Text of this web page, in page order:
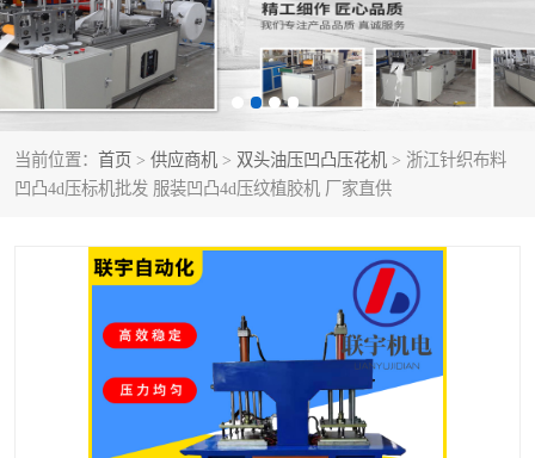
当前位置： 首页 > 供应商机 > 双头油压凹凸压花机 > 浙江针织布料
凹凸4d压标机批发 服装凹凸4d压纹植胶机 厂家直供
高频热合机 超声波花边机
超声波复合压花机 凹凸压花机压标机
3040凹凸压花机 双头服装凹凸压花机
高频压花压标机 自动超声波打片成型机
泡壳包装封口机 海绵产品成型机
其他超声波系列